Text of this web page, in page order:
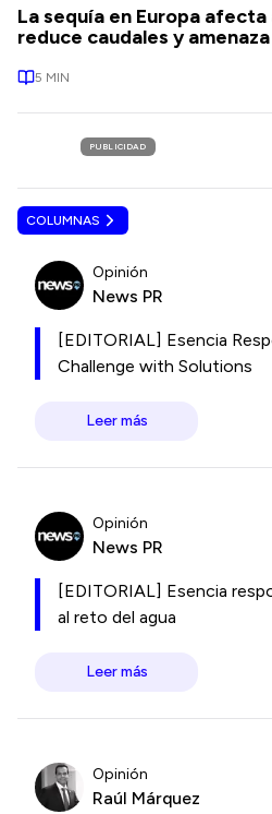
La sequía en Europa afecta
reduce caudales y
5 MIN
PUBLICIDAD
COLUMNAS
Opinión
News PR
[EDITORIAL] Esencia
Challenge with Solutions
Leer más
Opinión
News PR
[EDITORIAL] Esencia
al reto del agua
Leer más
Opinión
Raúl Márquez